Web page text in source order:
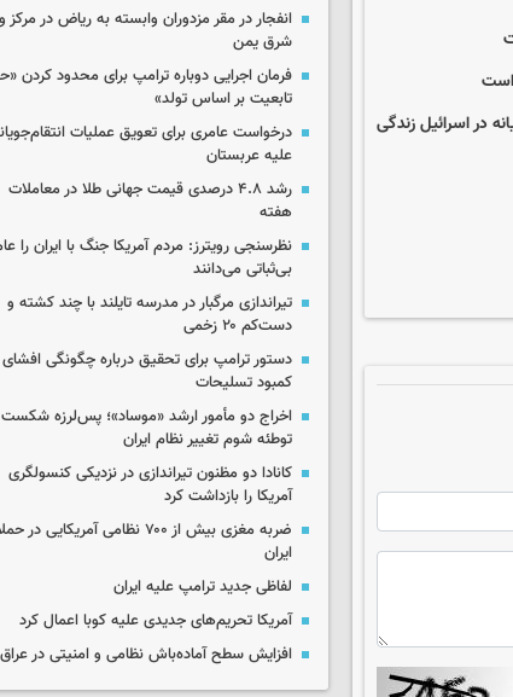
است
در اسرائیل زندگی
انفجار در مقر مزدوران وابسته به ریاض در مرکز و
شرق یمن
فرمان اجرایی دوباره ترامپ برای محدود کردن
تابعیت بر اساس تولد»
درخواست عامری برای تعویق عملیات
علیه عربستان
رشد ۴.۸ درصدی قیمت جهانی طلا در معاملات
هفته
نظرسنجی رویترز: مردم آمریکا جنگ با ایران را
بی‌ثباتی می‌دانند
تیراندازی مرگبار در مدرسه‌ تایلند با چند کشته و
دست‌کم ۲۰ زخمی
دستور ترامپ برای تحقیق درباره چگونگی افشای
کمبود تسلیحات
اخراج دو مأمور ارشد «موساد»؛ پس‌لرزه شکست
توطئه شوم تغییر نظام ایران
کانادا دو مظنون تیراندازی در نزدیکی کنسولگری
آمریکا را بازداشت کرد
ضربه مغزی بیش از ۷۰۰ نظامی آمریکایی در
ایران
لفاظی جدید ترامپ علیه ایران
آمریکا تحریم‌های جدیدی علیه کوبا اعمال کرد
افزایش سطح آماده‌باش نظامی و امنیتی در عراق